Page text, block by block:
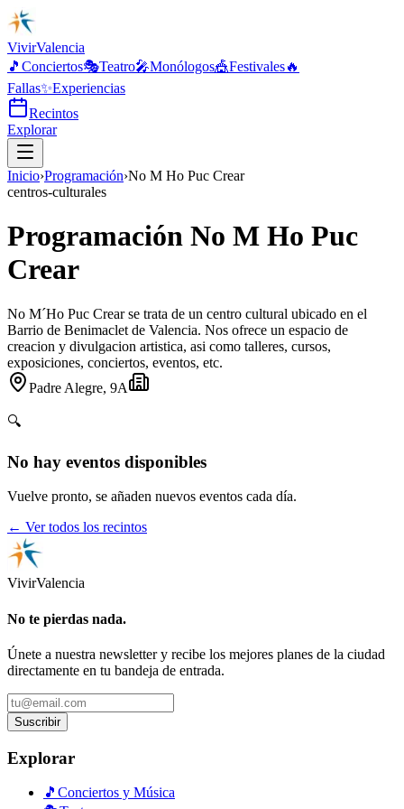
VivirValencia
🎵 Conciertos🎭Teatro🎤Monólogos🎪Festivales🔥
Fallas✨Experiencias
Recintos
Explorar
Inicio›Programación›No M Ho Puc Crear
centros-culturales
Programación No M Ho Puc
Crear
No M´Ho Puc Crear se trata de un centro cultural ubicado en el
Barrio de Benimaclet de Valencia. Nos ofrece un espacio de
creacion y divulgacion artistica, asi como talleres, cursos,
exposiciones, conciertos, eventos, etc.
Padre Alegre, 9A
🔍
No hay eventos disponibles
Vuelve pronto, se añaden nuevos eventos cada día.
← Ver todos los recintos
VivirValencia
No te pierdas nada.
Únete a nuestra newsletter y recibe los mejores planes de la ciudad
directamente en tu bandeja de entrada.
Suscribir
Explorar
🎵 Conciertos y Música